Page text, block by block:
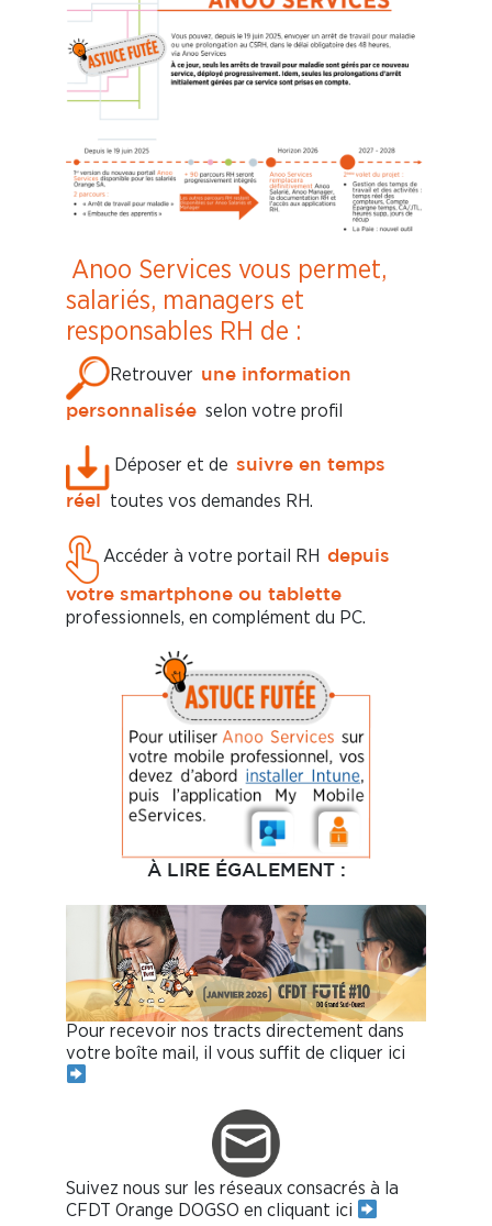
Anoo Services vous permet,
salariés, managers et
responsables RH de :
Retrouver une information
personnalisée selon votre profil
Déposer et de suivre en temps
réel toutes vos demandes RH.
Accéder à votre portail RH depuis
votre smartphone ou tablette
professionnels, en complément du PC.
À LIRE ÉGALEMENT :
Pour recevoir nos tracts directement dans
votre boîte mail, il vous suffit de cliquer ici
Suivez nous sur les réseaux consacrés à la
CFDT Orange DOGSO en cliquant ici